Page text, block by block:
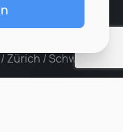
Zürich / Schweiz